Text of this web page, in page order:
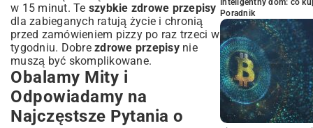
w 15 minut. Te szybkie zdrowe przepisy
dla zabieganych ratują życie i chronią
przed zamówieniem pizzy po raz trzeci w
tygodniu. Dobre zdrowe przepisynie
muszą być skomplikowane.
Obalamy Mity i
Odpowiadamy na
Najczęstsze Pytania o
Inteligentny dom: co
Poradnik